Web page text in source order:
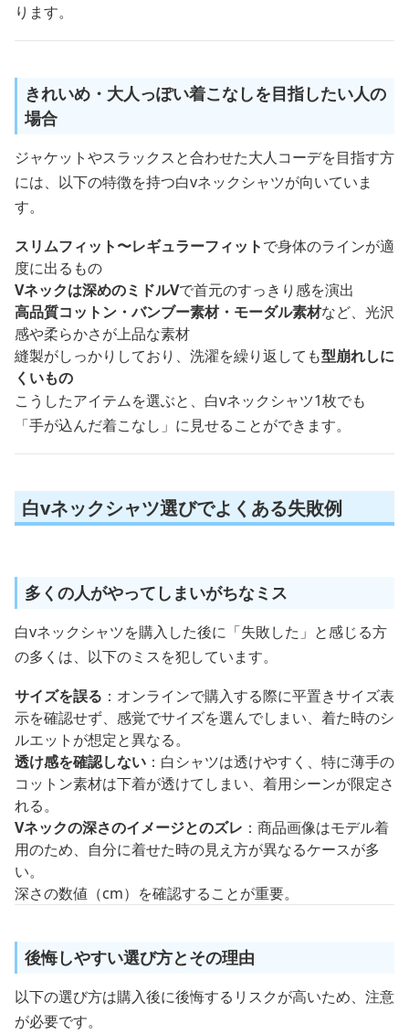
ります。
きれいめ・大人っぽい着こなしを目指したい人の
場合
ジャケットやスラックスと合わせた大人コーデを目指す方
には、以下の特徴を持つ白vネックシャツが向いていま
す。
スリムフィット〜レギュラーフィットで身体のラインが適
度に出るもの
Vネックは深めのミドルVで首元のすっきり感を演出
高品質コットン・バンブー素材・モーダル素材など、光沢
感や柔らかさが上品な素材
縫製がしっかりしており、洗濯を繰り返しても型崩れしに
くいもの
こうしたアイテムを選ぶと、白vネックシャツ1枚でも
「手が込んだ着こなし」に見せることができます。
白vネックシャツ選びでよくある失敗例
多くの人がやってしまいがちなミス
白vネックシャツを購入した後に「失敗した」と感じる方
の多くは、以下のミスを犯しています。
サイズを誤る ：オンラインで購入する際に平置きサイズ表
示を確認せず、感覚でサイズを選んでしまい、着た時のシ
ルエットが想定と異なる。
透け感を確認しない ：白シャツは透けやすく、特に薄手の
コットン素材は下着が透けてしまい、着用シーンが限定さ
れる。
Vネックの深さのイメージとのズレ ：商品画像はモデル着
用のため、自分に着せた時の見え方が異なるケースが多
い。
深さの数値（cm）を確認することが重要。
後悔しやすい選び方とその理由
以下の選び方は購入後に後悔するリスクが高いため、注意
が必要です。